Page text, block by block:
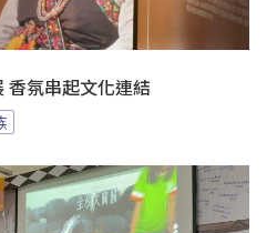
香氛串起文化連結